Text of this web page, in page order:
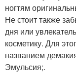
ногтям
Не стоит также
дня или
косметику. Для
названием
Эмульсия;.